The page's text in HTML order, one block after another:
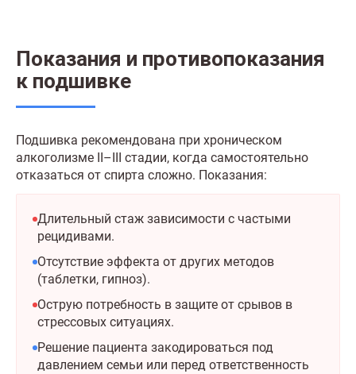
Показания и противопоказания
к подшивке
Подшивка рекомендована при хроническом
алкоголизме II–III стадии, когда самостоятельно
отказаться от спирта сложно. Показания:
Длительный стаж зависимости с частыми
рецидивами.
Отсутствие эффекта от других методов
(таблетки, гипноз).
Острую потребность в защите от срывов в
стрессовых ситуациях.
Решение пациента закодироваться под
давлением семьи или перед ответственность